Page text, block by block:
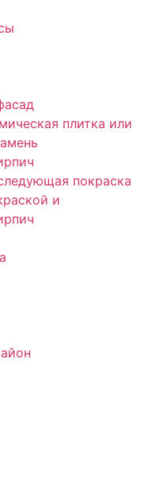
плитка или
покраска
и